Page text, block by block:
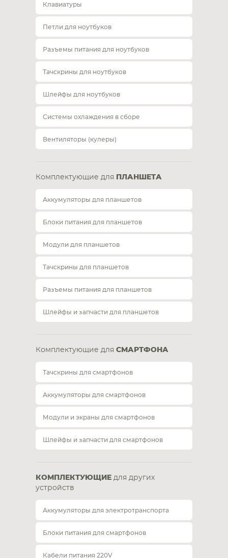
Клавиатуры
Петли для ноутбуков
Разъемы питания для ноутбуков
Тачскрины для ноутбуков
Шлейфы для ноутбуков
Системы охлаждения в сборе
Вентиляторы (кулеры)
Комплектующие для ПЛАНШЕТА
Аккумуляторы для планшетов
Блоки питания для планшетов
Модули для планшетов
Тачскрины для планшетов
Разъемы питания для планшетов
Шлейфы и запчасти для планшетов
Комплектующие для СМАРТФОНА
Тачскрины для смартфонов
Аккумуляторы для смартфонов
Модули и экраны для смартфонов
Шлейфы и запчасти для смартфонов
КОМПЛЕКТУЮЩИЕ для других
устройств
Аккумуляторы для электротранспорта
Блоки питания для смартфонов
Кабели питания 220V